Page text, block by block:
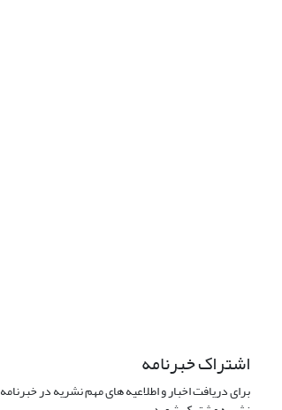
اشتراک خبرنامه
برای دریافت اخبار و اطلاعیه های مهم نشریه در خبرنامه